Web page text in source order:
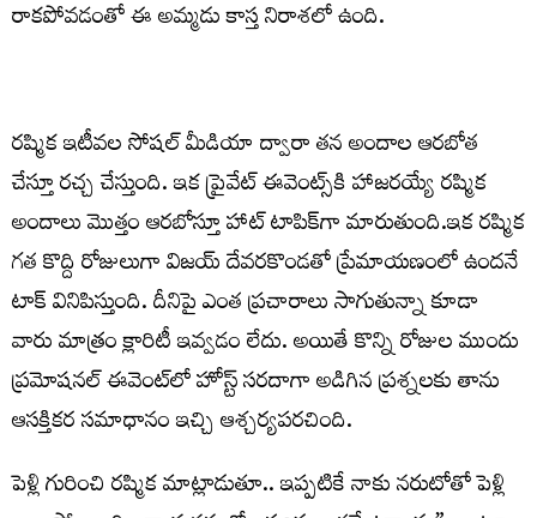
రాక‌పోవ‌డంతో ఈ అమ్మ‌డు కాస్త నిరాశ‌లో ఉంది.
ర‌ష్మిక ఇటీవ‌ల సోష‌ల్ మీడియా ద్వారా త‌న అందాల ఆర‌బోత
చేస్తూ ర‌చ్చ చేస్తుంది. ఇక ప్రైవేట్ ఈవెంట్స్‌కి హాజ‌ర‌య్యే ర‌ష్మిక
అందాలు మొత్తం ఆర‌బోస్తూ హాట్ టాపిక్‌గా మారుతుంది.ఇక ర‌ష్మిక
గ‌త కొద్ది రోజులుగా విజ‌య్ దేవ‌ర‌కొండ‌తో ప్రేమాయ‌ణంలో ఉంద‌నే
టాక్ వినిపిస్తుంది. దీనిపై ఎంత ప్ర‌చారాలు సాగుతున్నా కూడా
వారు మాత్రం క్లారిటీ ఇవ్వ‌డం లేదు. అయితే కొన్ని రోజుల ముందు
ప్ర‌మోష‌న‌ల్ ఈవెంట్‌లో హోస్ట్ సరదాగా అడిగిన ప్రశ్నలకు తాను
ఆస‌క్తిక‌ర స‌మాధానం ఇచ్చి ఆశ్చ‌ర్య‌ప‌ర‌చింది.
పెళ్లి గురించి ర‌ష్మిక మాట్లాడుతూ.. ఇప్ప‌టికే నాకు నరుటోతో పెళ్లి